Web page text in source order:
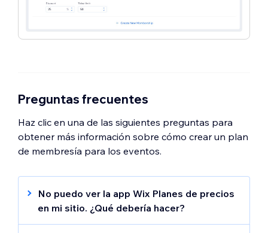
Preguntas frecuentes
Haz clic en una de las siguientes preguntas para
obtener más información sobre cómo crear un plan
de membresía para los eventos.
No puedo ver la app Wix Planes de precios
en mi sitio. ¿Qué debería hacer?
Asegúrate de agregar la app Wix Planes de